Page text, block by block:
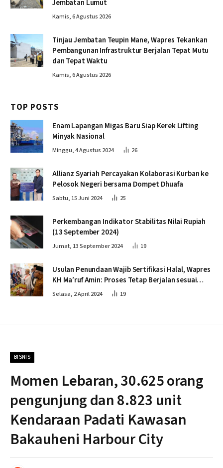
Jembatan Lumut
Kamis, 6 Agustus 2026
Tinjau Jembatan Teupin Mane, Wapres Tekankan
Pembangunan Infrastruktur Berjalan Tepat Mutu
dan Tepat Waktu
Kamis, 6 Agustus 2026
TOP POSTS
Enam Lapangan Migas Baru Siap Kerek Lifting
Minyak Nasional
Minggu, 4 Agustus 2024 26
Allianz Syariah Percayakan Kolaborasi Kurban ke
Pelosok Negeri bersama Dompet Dhuafa
Sabtu, 15 Juni 2024 25
Perkembangan Indikator Stabilitas Nilai Rupiah
(13 September 2024)
Jumat, 13 September 2024 19
Usulan Penundaan Wajib Sertifikasi Halal, Wapres
KH Ma’ruf Amin: Proses Tetap Berjalan sesuai
Penahapan
Selasa, 2 April 2024 19
BISNIS
Momen Lebaran, 30.625 orang
pengunjung dan 8.823 unit
Kendaraan Padati Kawasan
Bakauheni Harbour City